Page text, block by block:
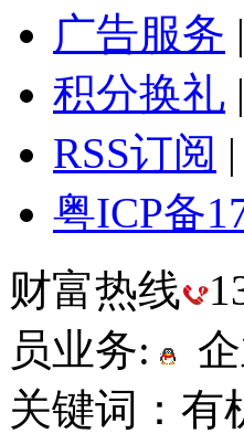
广告服务 |
积分换礼 |
RSS订阅 |
粤ICP备
财富热线
员业务:
关键词：有